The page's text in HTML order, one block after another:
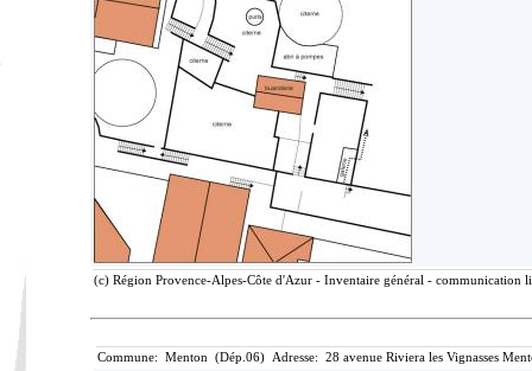
(c) Région Provence-Alpes-Côte d'Azur - Inventaire général - communication
Commune: Menton (Dép.06) Adresse: 28 avenue Riviera les Vignasses